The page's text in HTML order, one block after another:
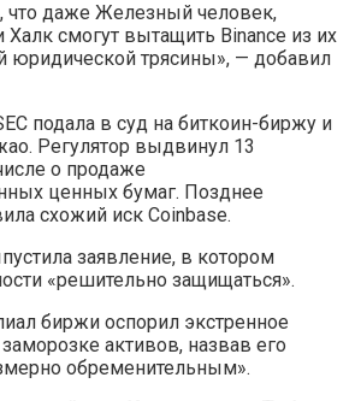
что даже Железный человек,
Халк смогут вытащить Binance из их
юридической трясины», — добавил
подала в суд на биткоин-биржу и
Регулятор выдвинул 13
о продаже
ценных бумаг. Позднее
схожий иск Coinbase.
заявление, в котором
«решительно защищаться».
биржи оспорил экстренное
заморозке активов, назвав его
обременительным».